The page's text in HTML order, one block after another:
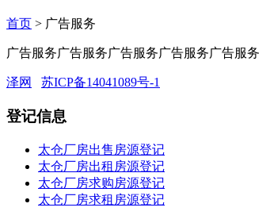
首页 > 广告服务
广告服务广告服务广告服务广告服务广告服务
泽网 苏ICP备14041089号-1
登记信息
太仓厂房出售房源登记
太仓厂房出租房源登记
太仓厂房求购房源登记
太仓厂房求租房源登记